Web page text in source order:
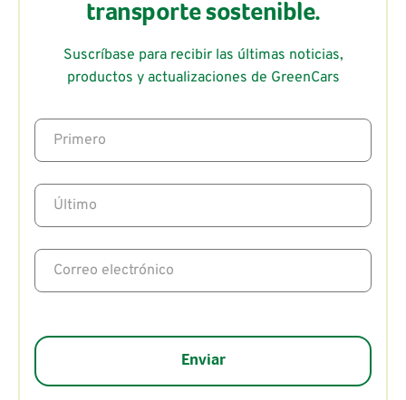
transporte sostenible.
Suscríbase para recibir las últimas noticias,
productos y actualizaciones de GreenCars